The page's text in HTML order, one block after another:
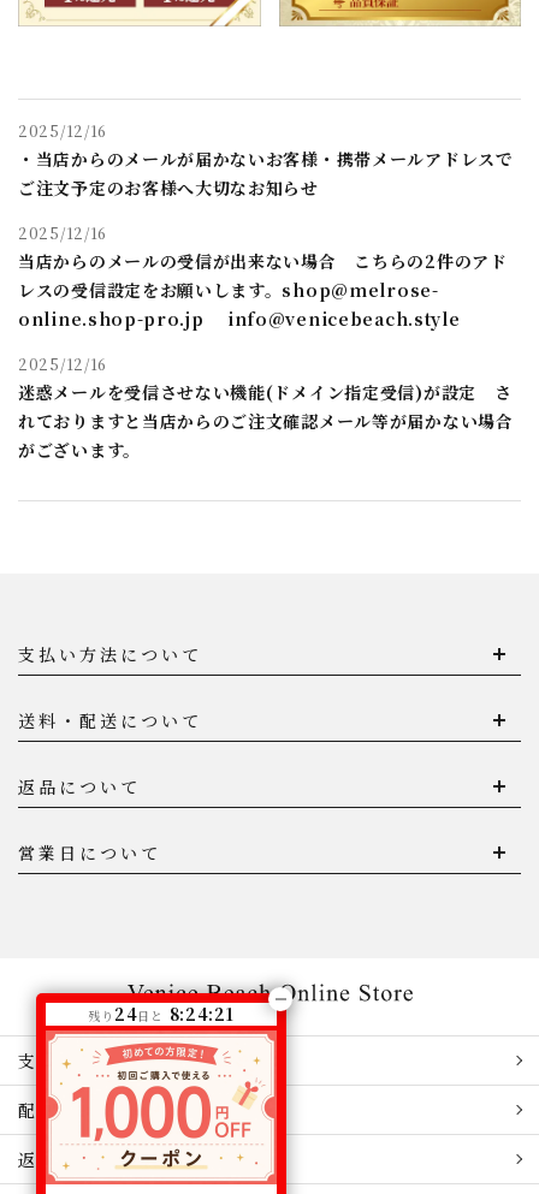
2025/12/16
・当店からのメールが届かないお客様・携帯メールアドレスで
ご注文予定のお客様へ大切なお知らせ
2025/12/16
当店からのメールの受信が出来ない場合 こちらの2件のアド
レスの受信設定をお願いします。shop@melrose-
online.shop-pro.jp info@venicebeach.style
2025/12/16
迷惑メールを受信させない機能(ドメイン指定受信)が設定 さ
れておりますと当店からのご注文確認メール等が届かない場合
がございます。
支払い方法について
送料・配送について
返品について
営業日について
支払い方法
配送・送料
返品関連
残り 24日と 8:24:21